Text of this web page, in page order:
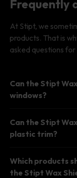
Frequently
At Stipt, we
products. That is
asked questions for
Can the Stipt
windows?
Can the Stipt
plastic trim?
Which products
the Stipt Wax